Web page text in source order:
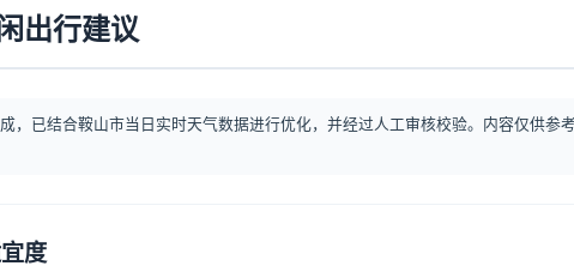
出行建议
，已结合鞍山市当日实时天气数据进行优化，并经过人工审核校验。内容仅供参
度